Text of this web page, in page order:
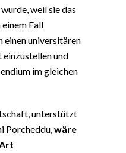
weil sie das
Fall
einen universitären
einzustellen und
im gleichen
unterstützt
Porcheddu, wäre